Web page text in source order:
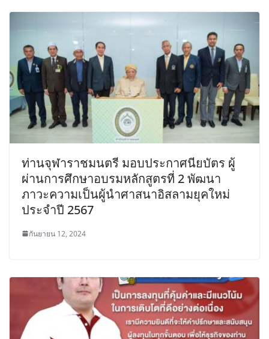
ท่านจุฬาราชมนตรี มอบประกาศนียบัตร ผู้
ผ่านการศึกษาอบรมหลักสูตรที่ 2 พัฒนา
ภาวะความเป็นผู้นำศาสนาอิสลามยุคใหม่
ประจำปี 2567
กันยายน 12, 2024